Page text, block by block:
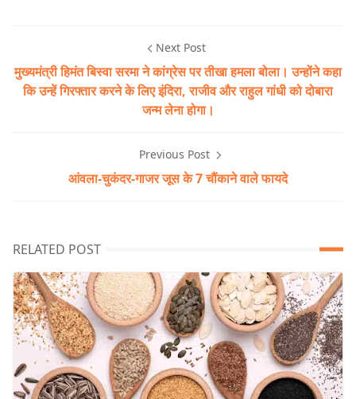
Next Post
मुख्यमंत्री हिमंत बिस्वा सरमा ने कांग्रेस पर तीखा हमला बोला। उन्होंने कहा
कि उन्हें गिरफ्तार करने के लिए इंदिरा, राजीव और राहुल गांधी को दोबारा
जन्म लेना होगा।
Previous Post
आंवला-चुकंदर-गाजर जूस के 7 चौंकाने वाले फायदे
RELATED POST